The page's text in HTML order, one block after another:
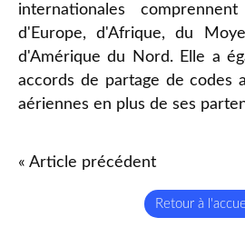
internationales
d'Europe, d'Afrique, du
d'Amérique du Nord. Elle a
accords de partage de codes
aériennes en plus de ses
« Article précédent
Retour à